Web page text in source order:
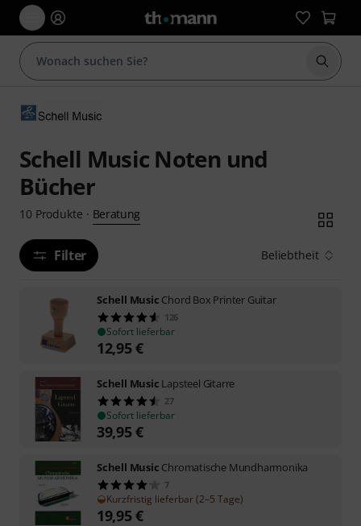
Suche
Schell Music Noten und
Bücher
10 Produkte · Beratung
Filter Beliebtheit
Schell Music Chord Box Printer Guitar
126
Sofort lieferbar
12,95€
Schell Music Lapsteel Gitarre
27
Sofort lieferbar
39,95€
Schell Music Chromatische Mundharmonika
7
Kurzfristig lieferbar (2–5 Tage)
19,95€